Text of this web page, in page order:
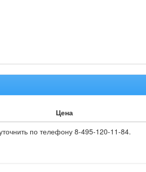
Цена
по телефону 8-495-120-11-84.